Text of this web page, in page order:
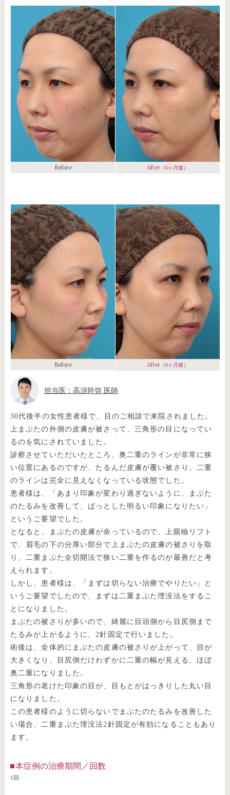
Before After （6ヶ月後）
Before After （6ヶ月後）
担当医：高須幹弥 医師
30代後半の女性患者様で、目のご相談で来院されました。
上まぶたの外側の皮膚が被さって、三角形の目になってい
るのを気にされていました。
診察させていただいたところ、奥二重のラインが非常に狭
い位置にあるのですが、たるんだ皮膚が覆い被さり、二重
のラインは完全に見えなくなっている状態でした。
患者様は、「あまり印象が変わり過ぎないように、まぶた
のたるみを改善して、ぱっとした明るい印象になりたい」
というご要望でした。
となると、まぶたの皮膚が余っているので、上眼瞼リフト
で、眉毛の下の分厚い部分で上まぶたの皮膚の被さりを取
り、二重まぶた全切開法で狭い二重を作るのが最善だと考
えられます。
しかし、患者様は、「まずは切らない治療でやりたい」と
いうご要望でしたので、まずは二重まぶた埋没法をするこ
とになりました。
まぶたの被さりが多いので、綺麗に目頭側から目尻側まで
たるみが上がるように、2針固定で行いました。
術後は、全体的にまぶたの皮膚の被さりが上がって、目が
大きくなり、目尻側だけわずかに二重の幅が見える、ほぼ
奥二重になりました。
三角形の老けた印象の目が、目もとがはっきりした丸い目
になりました。
この患者様のように切らないでまぶたのたるみを改善した
い場合、二重まぶた埋没法2針固定が有効になることもあり
ます。
本症例の治療期間／回数
1回